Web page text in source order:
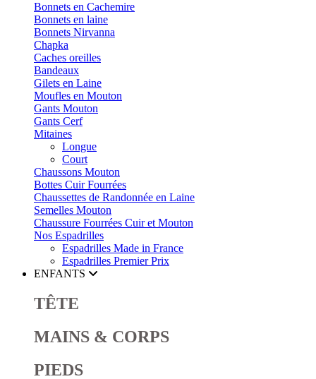
Bonnets en Cachemire
Bonnets en laine
Bonnets Nirvanna
Chapka
Caches oreilles
Bandeaux
Gilets en Laine
Moufles en Mouton
Gants Mouton
Gants Cerf
Mitaines
Longue
Court
Chaussons Mouton
Bottes Cuir Fourrées
Chaussettes de Randonnée en Laine
Semelles Mouton
Chaussure Fourrées Cuir et Mouton
Nos Espadrilles
Espadrilles Made in France
Espadrilles Premier Prix
ENFANTS
TÊTE
MAINS & CORPS
PIEDS